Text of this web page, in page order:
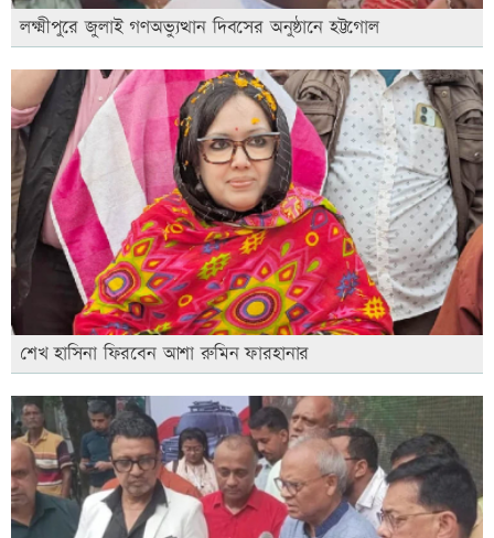
লক্ষ্মীপুরে জুলাই গণঅভ্যুত্থান দিবসের অনুষ্ঠানে হট্টগোল
শেখ হাসিনা ফিরবেন আশা রুমিন ফারহানার